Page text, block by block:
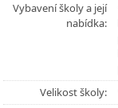
Vybavení školy a její
nabídka:
Velikost školy: